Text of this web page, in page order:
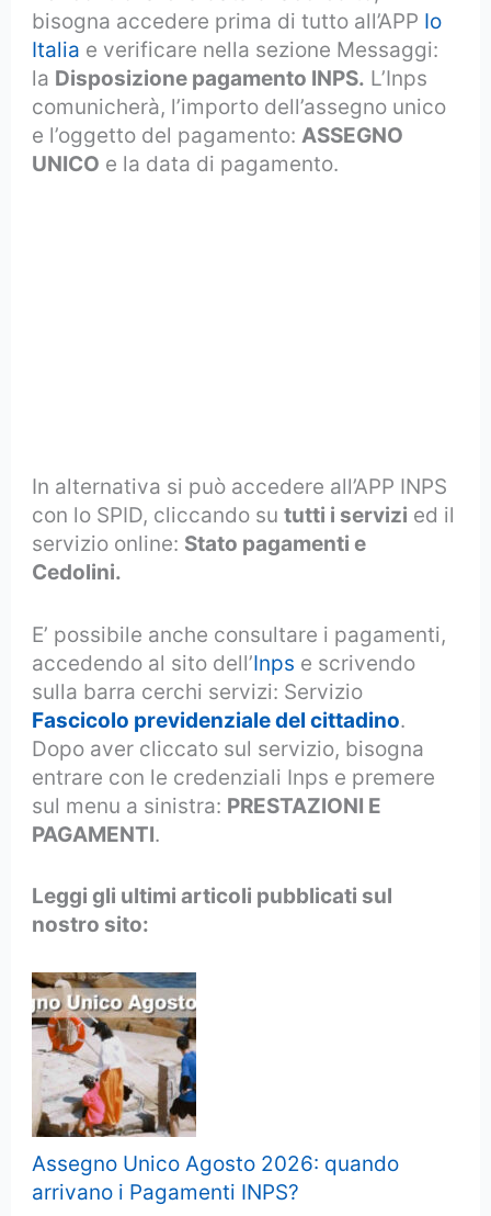
bisogna accedere prima di tutto all’APP Io
Italia e verificare nella sezione Messaggi:
la Disposizione pagamento INPS. L’Inps
comunicherà, l’importo dell’assegno unico
e l’oggetto del pagamento:ASSEGNO
UNICO e la data di pagamento.
In alternativa si può accedere all’APP INPS
con lo SPID, cliccando sututti i servizi ed il
servizio online: Stato pagamenti e
Cedolini.
E’ possibile anche consultare i pagamenti,
accedendo al sito dell’Inps e scrivendo
sulla barra cerchi servizi: Servizio
Fascicolo previdenziale del cittadino.
Dopo aver cliccato sul servizio, bisogna
entrare con le credenziali Inps e premere
sul menu a sinistra: PRESTAZIONI E
PAGAMENTI.
Leggi gli ultimi articoli pubblicati sul
nostro sito:
Assegno Unico Agosto 2026: quando
arrivano i Pagamenti INPS?